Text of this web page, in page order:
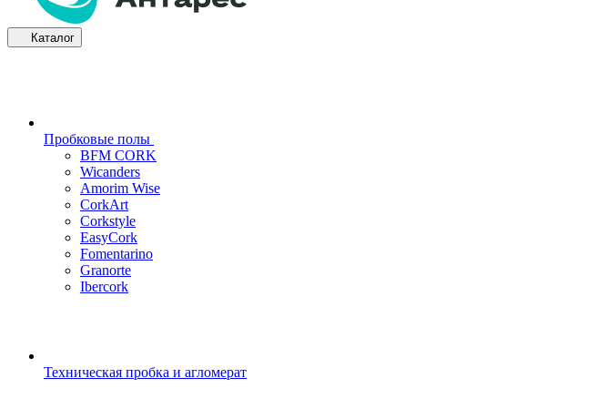
Каталог
Пробковые полы
BFM CORK
Wicanders
Amorim Wise
CorkArt
Corkstyle
EasyCork
Fomentarino
Granorte
Ibercork
Техническая пробка и агломерат